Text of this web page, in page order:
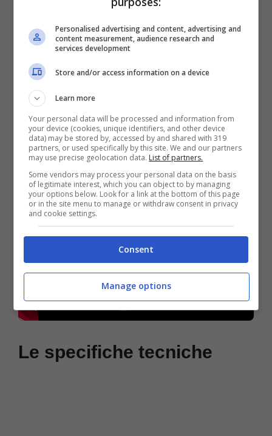
Le specifiche tecniche
Personalised advertising and content, advertising and
content measurement, audience research and
services development
Store and/or access information on a device
Learn more
Your personal data will be processed and information from
your device (cookies, unique identifiers, and other device
data) may be stored by, accessed by and shared with 319
partners, or used specifically by this site. We and our partners
may use precise geolocation data. List of partners.
Some vendors may process your personal data on the basis
of legitimate interest, which you can object to by managing
your options below. Look for a link at the bottom of this page
or in the site menu to manage or withdraw consent in privacy
and cookie settings.
Consent
Manage options